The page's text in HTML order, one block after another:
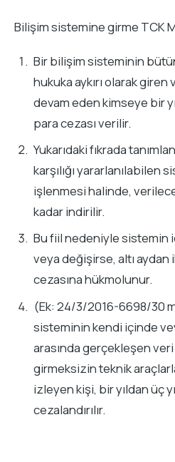
Bilişim sistemine girme TCK
Bir bilişim sisteminin
hukuka aykırı olarak
devam eden kimseye bir
para cezası verilir.
Yukarıdaki fıkrada
karşılığı yararlanılabilen
işlenmesi halinde,
kadar indirilir.
Bu fiil nedeniyle sistemin
veya değişirse, altı aydan
cezasına hükmolunur.
(Ek: 24/3/2016-6698/30
sisteminin kendi içinde
arasında gerçekleşen
girmeksizin teknik
izleyen kişi, bir yıldan üç
cezalandırılır.